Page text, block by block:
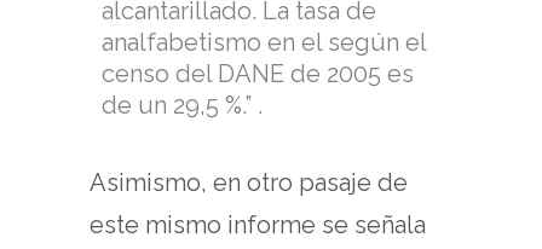
alcantarillado. La tasa de
analfabetismo en el según el
censo del DANE de 2005 es
de un 29,5 %.” .
Asimismo, en otro pasaje de
este mismo informe se señala